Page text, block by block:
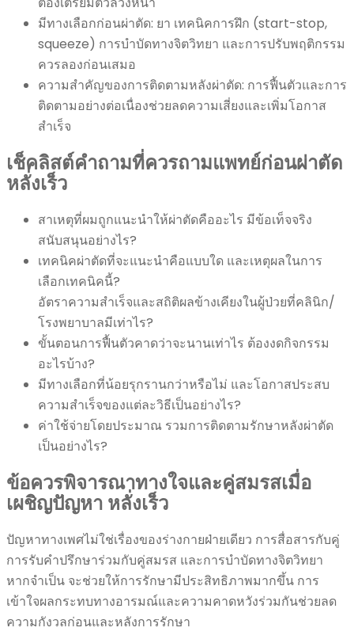
มีทางเลือกก่อนผ่าตัด: ยา เทคนิคการฝึก (start-stop,
squeeze) การบำบัดทางจิตวิทยา และการปรับพฤติกรรม
ควรลองก่อนเสมอ
ความสำคัญของการติดตามหลังผ่าตัด: การฟื้นตัวและการ
ติดตามอย่างต่อเนื่องช่วยลดความเสี่ยงและเพิ่มโอกาส
สำเร็จ
เช็คลิสต์คำถามที่ควรถามแพทย์ก่อนผ่าตัด
หลั่งเร็ว
สาเหตุที่ผมถูกแนะนำให้ผ่าตัดคืออะไร มีข้อเท็จจริง
สนับสนุนอย่างไร?
เทคนิคผ่าตัดที่จะแนะนำคือแบบใด และเหตุผลในการ
เลือกเทคนิคนี้?
อัตราความสำเร็จและสถิติผลข้างเคียงในผู้ป่วยที่คลินิก/
โรงพยาบาลมีเท่าไร?
ขั้นตอนการฟื้นตัวคาดว่าจะนานเท่าไร ต้องงดกิจกรรม
อะไรบ้าง?
มีทางเลือกที่น้อยรุกรานกว่าหรือไม่ และโอกาสประสบ
ความสำเร็จของแต่ละวิธีเป็นอย่างไร?
ค่าใช้จ่ายโดยประมาณ รวมการติดตามรักษาหลังผ่าตัด
เป็นอย่างไร?
ข้อควรพิจารณาทางใจและคู่สมรสเมื่อ
เผชิญปัญหา หลั่งเร็ว
ปัญหาทางเพศไม่ใช่เรื่องของร่างกายฝ่ายเดียว การสื่อสารกับคู่
การรับคำปรึกษาร่วมกับคู่สมรส และการบำบัดทางจิตวิทยา
หากจำเป็น จะช่วยให้การรักษามีประสิทธิภาพมากขึ้น การ
เข้าใจผลกระทบทางอารมณ์และความคาดหวังร่วมกันช่วยลด
ความกังวลก่อนและหลังการรักษา